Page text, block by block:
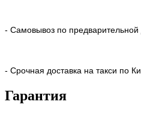
- Самовывоз по предварительной
- Срочная доставка на такси по
Гарантия